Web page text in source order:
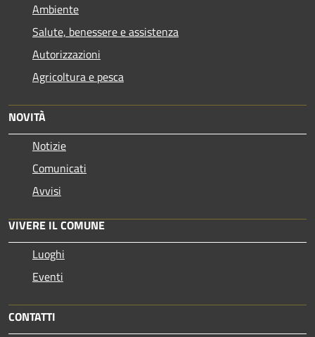
Ambiente
Salute, benessere e assistenza
Autorizzazioni
Agricoltura e pesca
NOVITÀ
Notizie
Comunicati
Avvisi
VIVERE IL COMUNE
Luoghi
Eventi
CONTATTI